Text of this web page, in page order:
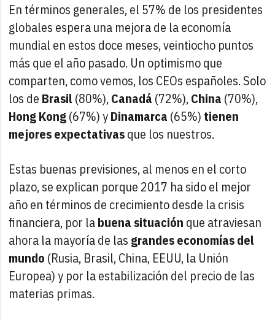
En términos generales, el 57% de los presidentes
globales espera una mejora de la economía
mundial en estos doce meses, veintiocho puntos
más que el año pasado. Un optimismo que
comparten, como vemos, los CEOs españoles. Solo
los de Brasil(80%),Canadá (72%),China (70%),
Hong Kong(67%) yDinamarca (65%) tienen
mejores expectativasque los nuestros.
Estas buenas previsiones, al menos en el corto
plazo, se explican porque 2017 ha sido el mejor
año en términos de crecimiento desde la crisis
financiera, por labuena situación que atraviesan
ahora la mayoría de las grandes economías del
mundo (Rusia, Brasil, China, EEUU, la Unión
Europea) y por la estabilización del precio de las
materias primas.